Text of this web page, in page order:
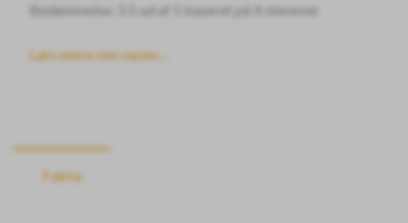
Bedømmelse: 3.5 ud af 5 baseret på stemmer
Læs mere om varen...
Fakta